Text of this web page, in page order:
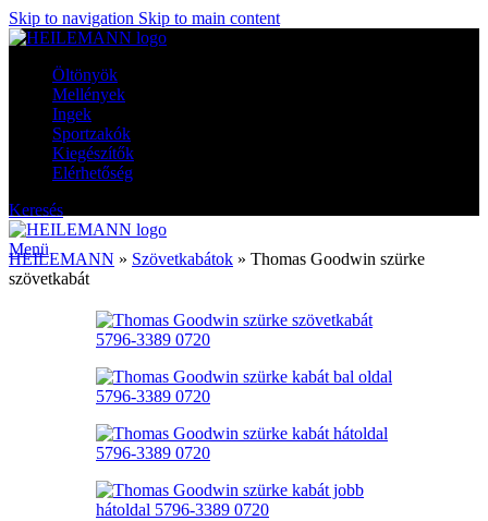
Skip to navigation Skip to main content
Öltönyök
Mellények
Ingek
Sportzakók
Kiegészítők
Elérhetőség
Keresés
Menü
HEILEMANN » Szövetkabátok » Thomas Goodwin szürke
szövetkabát